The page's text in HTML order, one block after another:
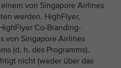
von Singapore Airlines
werden. HighFlyer,
Co-Branding-
von Singapore Airlines
(d. h. des Programms).
nicht (weder über das